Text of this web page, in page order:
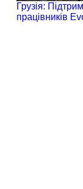
Грузія:
працівників